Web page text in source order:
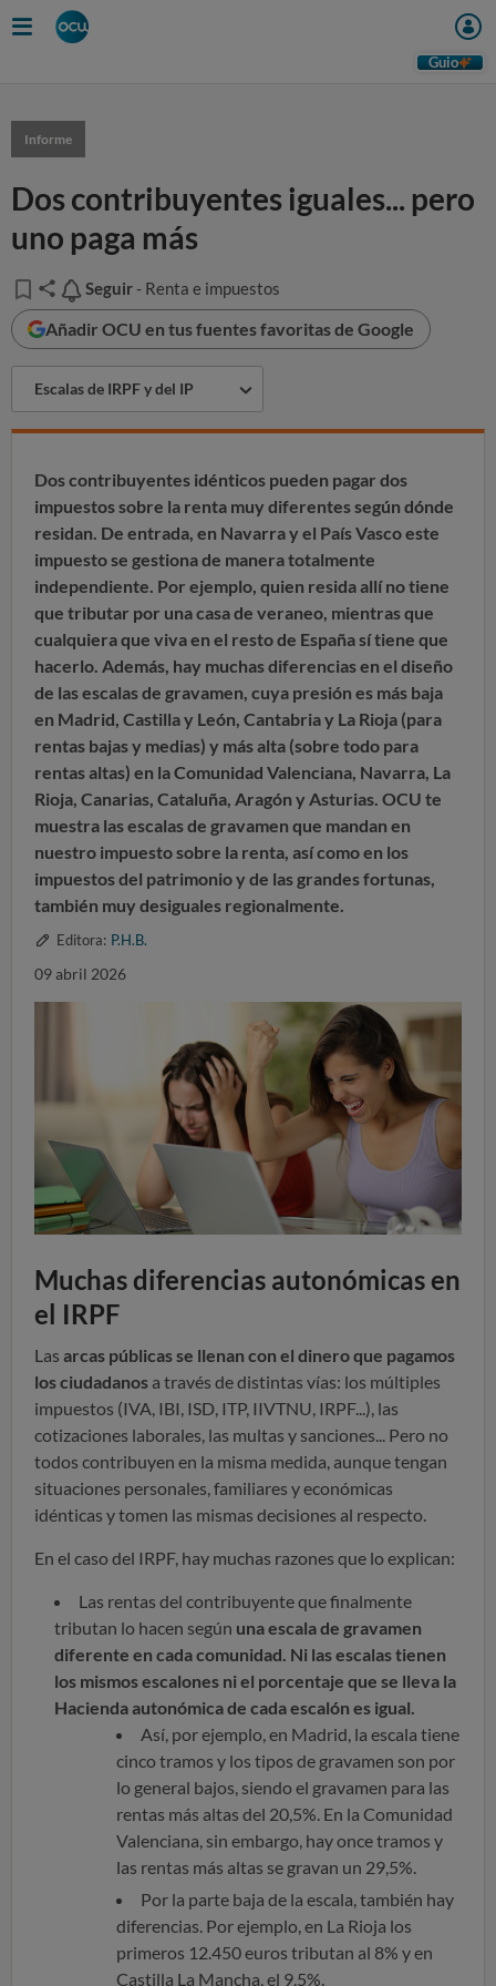
Guio
Informe
Dos contribuyentes iguales... pero
uno paga más
Seguir
Seguir - Renta e impuestos
Añadir OCU en tus fuentes favoritas de Google
Escalas de IRPF y del IP
Dos contribuyentes idénticos pueden pagar dos
impuestos sobre la renta muy diferentes según dónde
residan. De entrada, en Navarra y el País Vasco este
impuesto se gestiona de manera totalmente
independiente. Por ejemplo, quien resida allí no tiene
que tributar por una casa de veraneo, mientras que
cualquiera que viva en el resto de España sí tiene que
hacerlo. Además, hay muchas diferencias en el diseño
de las escalas de gravamen, cuya presión es más baja
en Madrid, Castilla y León, Cantabria y La Rioja (para
rentas bajas y medias) y más alta (sobre todo para
rentas altas) en la Comunidad Valenciana, Navarra, La
Rioja, Canarias, Cataluña, Aragón y Asturias. OCU te
muestra las escalas de gravamen que mandan en
nuestro impuesto sobre la renta, así como en los
impuestos del patrimonio y de las grandes fortunas,
también muy desiguales regionalmente.
Editora: P.H.B.
09 abril 2026
Muchas diferencias autonómicas en
el IRPF
Las arcas públicas se llenan con el dinero que pagamos
los ciudadanos a través de distintas vías: los múltiples
impuestos (IVA, IBI, ISD, ITP, IIVTNU, IRPF...), las
cotizaciones laborales, las multas y sanciones... Pero no
todos contribuyen en la misma medida, aunque tengan
situaciones personales, familiares y económicas
idénticas y tomen las mismas decisiones al respecto.
En el caso del IRPF, hay muchas razones que lo explican:
Las rentas del contribuyente que finalmente
tributan lo hacen según una escala de gravamen
diferente en cada comunidad. Ni las escalas tienen
los mismos escalones ni el porcentaje que se lleva la
Hacienda autonómica de cada escalón es igual.
Así, por ejemplo, en Madrid, la escala tiene
cinco tramos y los tipos de gravamen son por
lo general bajos, siendo el gravamen para las
rentas más altas del 20,5%. En la Comunidad
Valenciana, sin embargo, hay once tramos y
las rentas más altas se gravan un 29,5%.
Por la parte baja de la escala, también hay
diferencias. Por ejemplo, en La Rioja los
primeros 12.450 euros tributan al 8% y en
Castilla La Mancha, el 9,5%.